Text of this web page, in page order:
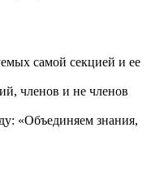
самой секцией и ее
членов и не членов
«Объединяем знания,